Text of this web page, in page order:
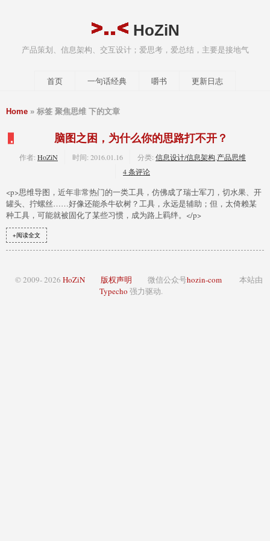
HoZiN
产品策划、信息架构、交互设计；爱思考，爱总结，主要是接地气
首页 一句话经典 嚼书 更新日志
Home » 标签 聚焦思维 下的文章
脑图之困，为什么你的思路打不开？
作者: HoZiN 时间: 2016.01.16 分类: 信息设计/信息架构 产品思维
4 条评论
<p>思维导图，近年非常热门的一类工具，仿佛成了瑞士军刀，切水果、开
罐头、拧螺丝……好像还能杀牛砍树？工具，永远是辅助；但，太倚赖某
种工具，可能就被固化了某些习惯，成为路上羁绊。</p>
+阅读全文
© 2009- 2026 HoZiN 版权声明 微信公众号hozin-com
本站由
Typecho 强力驱动.